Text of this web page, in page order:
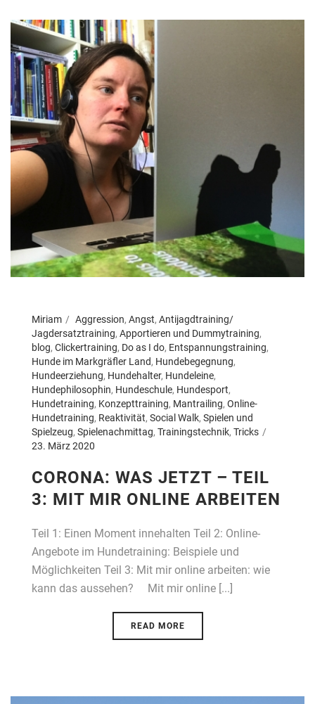
Miriam Aggression, Angst, Antijagdtraining/
Jagdersatztraining, Apportieren und Dummytraining,
blog, Clickertraining, Do as I do, Entspannungstraining,
Hunde im Markgräfler Land, Hundebegegnung,
Hundeerziehung, Hundehalter, Hundeleine,
Hundephilosophin, Hundeschule, Hundesport,
Hundetraining, Konzepttraining, Mantrailing, Online-
Hundetraining, Reaktivität, Social Walk, Spielen und
Spielzeug, Spielenachmittag, Trainingstechnik, Tricks
23. März 2020
CORONA: WAS JETZT – TEIL
3: MIT MIR ONLINE ARBEITEN
Teil 1: Einen Moment innehalten Teil 2: Online-
Angebote im Hundetraining: Beispiele und
Möglichkeiten Teil 3: Mit mir online arbeiten: wie
kann das aussehen? Mit mir online [...]
READ MORE